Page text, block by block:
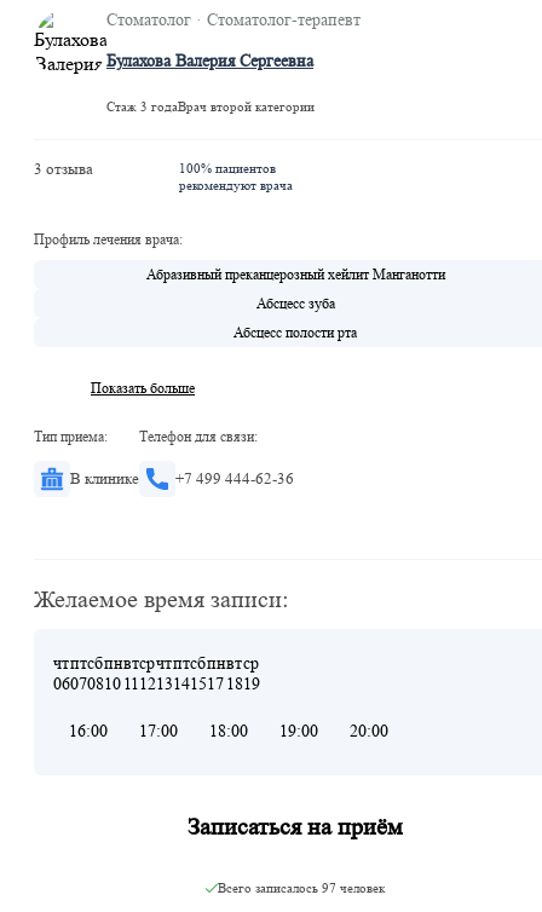
Сухаревская
Рижская
Стоматолог · Стоматолог-терапевт
Булахова Валерия Сергеевна
Стаж 3 годаВрач второй категории
3 отзыва
100% пациентов
рекомендуют врача
Профиль лечения врача:
Абразивный преканцерозный хейлит Манганотти
Абсцесс зуба
Абсцесс полости рта
Показать больше
Тип приема:
В клинике
Телефон для связи:
+7 499 444-62-36
Желаемое время записи:
чт
06
пт
07
сб
08
пн
10
вт
11
ср
12
чт
13
пт
14
сб
15
пн
17
вт
18
ср
19
16:00 17:00 18:00 19:00 20:00
Записаться на приём
Всего записалось 97 человек